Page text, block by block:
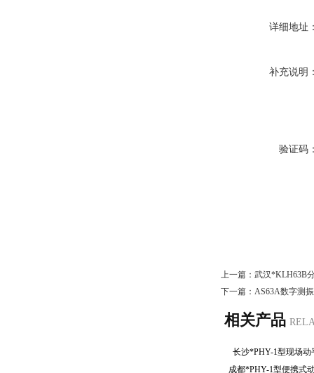
详细地址
补充说明
验证码
上一篇： 武汉*KLH63B
下一篇： AS63A数字测
相关产品
长沙*PHY-1型现场
成都*PHY-1型便携